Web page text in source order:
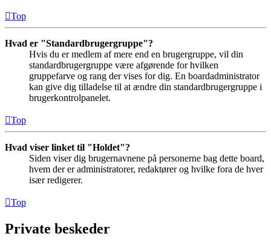
Top
Hvad er "Standardbrugergruppe"?
Hvis du er medlem af mere end en brugergruppe, vil din
standardbrugergruppe være afgørende for hvilken
gruppefarve og rang der vises for dig. En boardadministrator
kan give dig tilladelse til at ændre din standardbrugergruppe i
brugerkontrolpanelet.
Top
Hvad viser linket til "Holdet"?
Siden viser dig brugernavnene på personerne bag dette board,
hvem der er administratorer, redaktører og hvilke fora de hver
især redigerer.
Top
Private beskeder